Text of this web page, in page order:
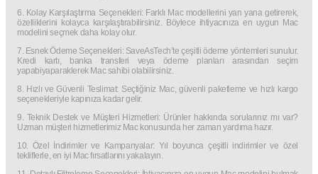
6. Kolay Karşılaştırma Seçenekleri: Farklı Mac modellerini yan yana getirerek,
özelliklerini kolayca karşılaştırabilirsiniz. Böylece ihtiyacınıza en uygun Mac
modelini seçmek daha kolay olur.
7. Esnek Ödeme Seçenekleri: SaveAsTech’te çeşitli ödeme yöntemleri sunulur.
Kredi kartı, banka transferi veya ödeme planları arasından seçim
yapabiyaparaklerek Mac sahibi olabilirsiniz.
8. Hızlı ve Güvenli Teslimat: Seçtiğiniz Mac, güvenli paketleme ve hızlı kargo
seçenekleriyle kapınıza kadar gelir.
9. Teknik Destek ve Müşteri Hizmetleri: Ürünler hakkında sorularınız mı var?
Uzman müşteri hizmetlerimiz Mac konusunda her zaman yardıma hazır.
10. Özel İndirimler ve Kampanyalar: Yıl boyunca çeşitli indirimler ve özel
tekliflerle, en iyi Mac fırsatlarını yakalayın.